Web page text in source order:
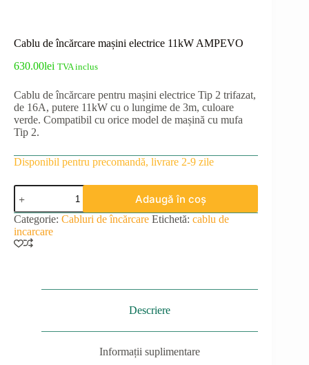
Cablu de încărcare mașini electrice 11kW AMPEVO
630.00lei TVA inclus
Cablu de încărcare pentru mașini electrice Tip 2 trifazat,
de 16A, putere 11kW cu o lungime de 3m, culoare
verde. Compatibil cu orice model de mașină cu mufa
Tip 2.
Disponibil pentru precomandă, livrare 2-9 zile
Cantitate
Cablu
de
încărcare
mașini
electrice
Adaugă în coș
Categorie: Cabluri de încărcare Etichetă: cablu de
incarcare
Descriere
Informații suplimentare